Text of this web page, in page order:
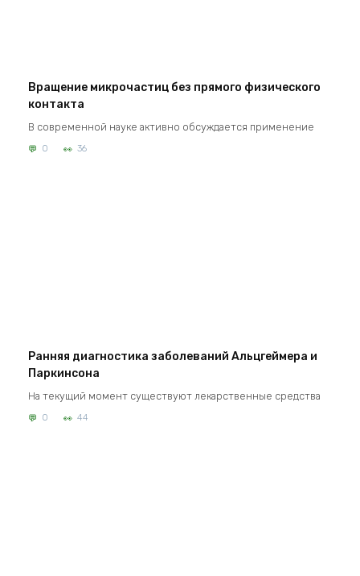
Вращение микрочастиц без прямого физического
контакта
В современной науке активно обсуждается применение
0 36
Ранняя диагностика заболеваний Альцгеймера и
Паркинсона
На текущий момент существуют лекарственные средства
0 44